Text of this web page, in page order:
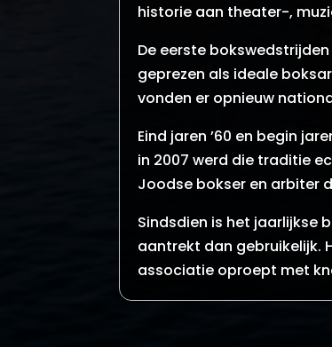
historie aan theater-,
De eerste
geprezen als ideale
vonden er opnieuw
Eind jaren ’60 en begin
in 2007 werd die traditie
Joodse bokser en arbiter
Sindsdien is het jaarlijkse
aantrekt dan gebruikelijk.
associatie oproept met